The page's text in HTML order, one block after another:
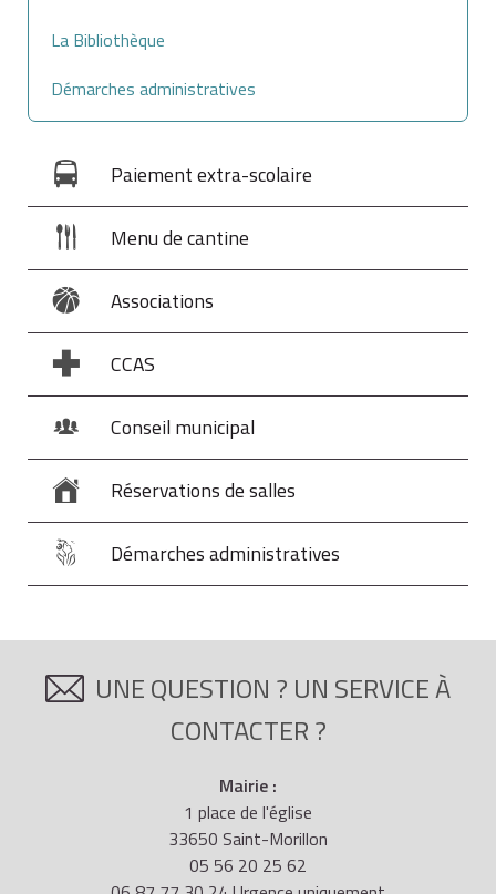
La Bibliothèque
Démarches administratives
Paiement extra-scolaire
Menu de cantine
Associations
CCAS
Conseil municipal
Réservations de salles
Démarches administratives
UNE QUESTION ? UN SERVICE À
CONTACTER ?
Mairie :
1 place de l'église
33650 Saint-Morillon
05 56 20 25 62